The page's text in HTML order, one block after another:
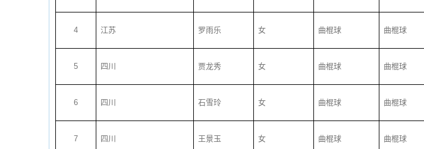
4 江苏 罗雨乐 女 曲棍球 曲棍球
5 四川 贾龙秀 女 曲棍球 曲棍球
6 四川 石雪玲 女 曲棍球 曲棍球
7 四川 王景玉 女 曲棍球 曲棍球